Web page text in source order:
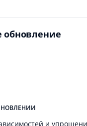
обновление
и